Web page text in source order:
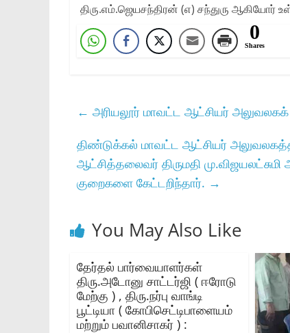
திரு.எம்‌.ஜெயசந்திரன்‌ (௭) சந்துரு ஆகியோர்‌
0
Shares
← அரியலூர்‌ மாவட்ட ஆட்சியர்‌
திண்டுக்கல்‌ மாவட்ட ஆட்சியர்‌
ஆட்சித்தலைவர்‌ திருமதி
குறைகளை கேட்டறிந்தார்‌. →
You May Also Like
தேர்தல் பார்வையாளர்கள்
திரு.அடோனு சாட்டர்ஜி ( ஈரோடு
மேற்கு ) , திரு.நர்பு வாங்டி
பூட்டியா ( கோபிசெட்டிபாளையம்
மற்றும் பவானிசாகர் ) :